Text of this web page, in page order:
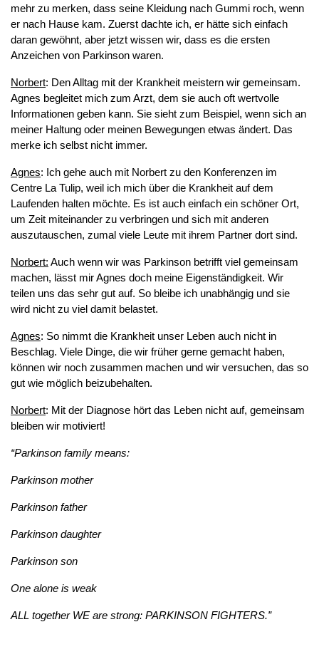
mehr zu merken, dass seine Kleidung nach Gummi roch, wenn
er nach Hause kam. Zuerst dachte ich, er hätte sich einfach
daran gewöhnt, aber jetzt wissen wir, dass es die ersten
Anzeichen von Parkinson waren.
Norbert: Den Alltag mit der Krankheit meistern wir gemeinsam.
Agnes begleitet mich zum Arzt, dem sie auch oft wertvolle
Informationen geben kann. Sie sieht zum Beispiel, wenn sich an
meiner Haltung oder meinen Bewegungen etwas ändert. Das
merke ich selbst nicht immer.
Agnes: Ich gehe auch mit Norbert zu den Konferenzen im
Centre La Tulip, weil ich mich über die Krankheit auf dem
Laufenden halten möchte. Es ist auch einfach ein schöner Ort,
um Zeit miteinander zu verbringen und sich mit anderen
auszutauschen, zumal viele Leute mit ihrem Partner dort sind.
Norbert: Auch wenn wir was Parkinson betrifft viel gemeinsam
machen, lässt mir Agnes doch meine Eigenständigkeit. Wir
teilen uns das sehr gut auf. So bleibe ich unabhängig und sie
wird nicht zu viel damit belastet.
Agnes: So nimmt die Krankheit unser Leben auch nicht in
Beschlag. Viele Dinge, die wir früher gerne gemacht haben,
können wir noch zusammen machen und wir versuchen, das so
gut wie möglich beizubehalten.
Norbert: Mit der Diagnose hört das Leben nicht auf, gemeinsam
bleiben wir motiviert!
“Parkinson family means:
Parkinson mother
Parkinson father
Parkinson daughter
Parkinson son
One alone is weak
ALL together WE are strong: PARKINSON FIGHTERS.”